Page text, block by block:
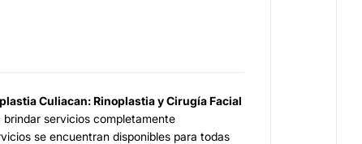
Culiacan: Rinoplastia y Cirugía Facial
servicios completamente
se encuentran disponibles para todas